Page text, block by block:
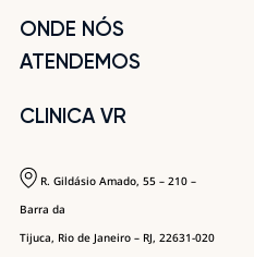
ONDE NÓS
ATENDEMOS
CLINICA VR
R. Gildásio Amado, 55 – 210 –
Barra da
Tijuca, Rio de Janeiro – RJ, 22631-020